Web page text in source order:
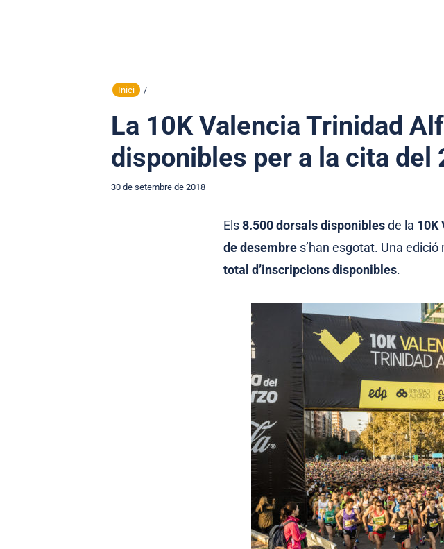
Inici /
La 10K Valencia Trinidad
disponibles per a la cita del
30 de setembre de 2018
Els8.500 dorsals disponiblesde la 10K
de desembre s’han esgotat. Una
total d’inscripcions disponibles.